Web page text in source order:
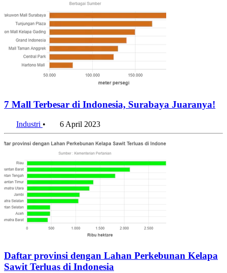
7 Mall Terbesar di Indonesia, Surabaya Juaranya!
Industri • 6 April 2023
Daftar provinsi dengan Lahan Perkebunan Kelapa
Sawit Terluas di Indonesia